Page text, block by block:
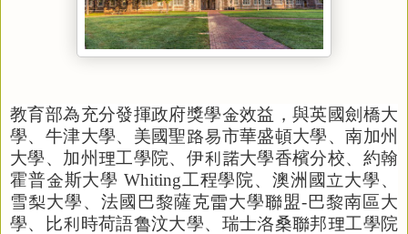
教育部為充分發揮政府獎學金效益，與英國劍橋大
學、牛津大學、美國聖路易市華盛頓大學、南加州
大學、加州理工學院、伊利諾大學香檳分校、約翰
霍普金斯大學 Whiting工程學院、澳洲國立大學、
雪梨大學、法國巴黎薩克雷大學聯盟-巴黎南區大
學、比利時荷語魯汶大學、瑞士洛桑聯邦理工學院